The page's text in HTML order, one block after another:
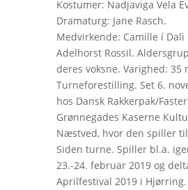
Kostumer: Nadjaviga Vela
Dramaturg: Jane Rasch.
Medvirkende: Camille í Dali
Adelhorst Rossil.
deres voksne. Varighed: 35
Turneforestilling. Set 6.
hos Dansk Rakkerpak/
Grønnegades Kaserne
Næstved, hvor den spiller
Siden turne. Spiller bl.a.
23.-24. februar 2019 og
Aprilfestival 2019 i Hjørring.